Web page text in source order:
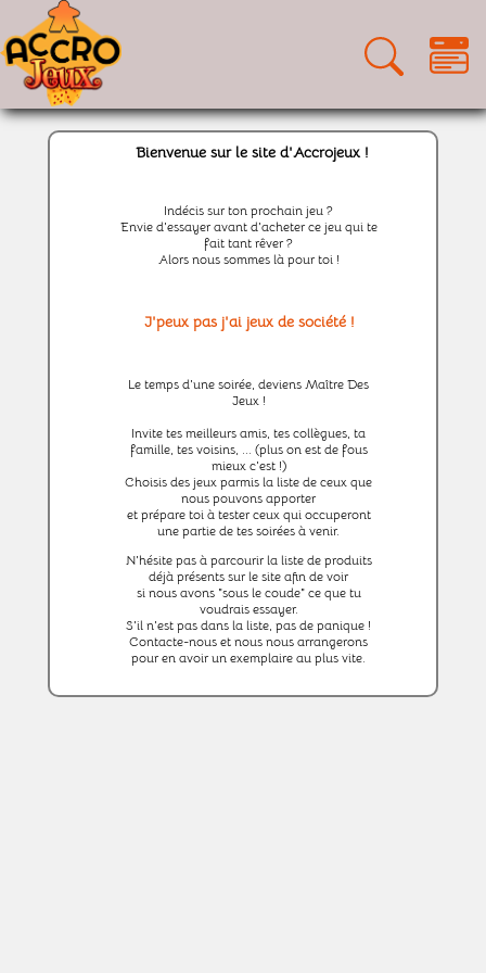
Bienvenue sur le site d'Accrojeux !
Indécis sur ton prochain jeu ?
Envie d'essayer avant d'acheter ce jeu qui te
fait tant rêver ?
Alors nous sommes là pour toi !
J'peux pas j'ai jeux de société !
Le temps d'une soirée, deviens Maître Des
Jeux !
Invite tes meilleurs amis, tes collègues, ta
famille, tes voisins, ... (plus on est de fous
mieux c'est !)
Choisis des jeux parmis la liste de ceux que
nous pouvons apporter
et prépare toi à tester ceux qui occuperont
une partie de tes soirées à venir.
N'hésite pas à parcourir la liste de produits
déjà présents sur le site afin de voir
si nous avons "sous le coude" ce que tu
voudrais essayer.
S'il n'est pas dans la liste, pas de panique !
Contacte-nous et nous nous arrangerons
pour en avoir un exemplaire au plus vite.